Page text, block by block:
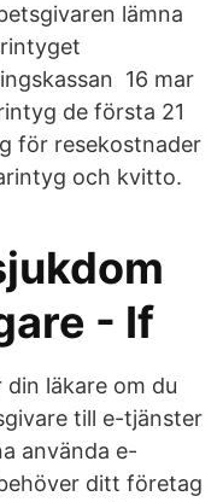
lämna
16 mar
de första 21
för resekostnader
och kvitto.
- If
läkare om du
till e-tjänster
använda e-
ditt företag